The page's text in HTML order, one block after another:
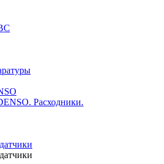
Расходники.